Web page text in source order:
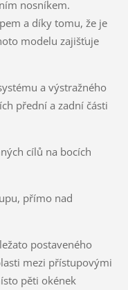
nosníkem.
a díky tomu, že je
modelu zajišťuje
a výstražného
přední a zadní části
cílů na bocích
přímo nad
postaveného
mezi přístupovými
pěti okének